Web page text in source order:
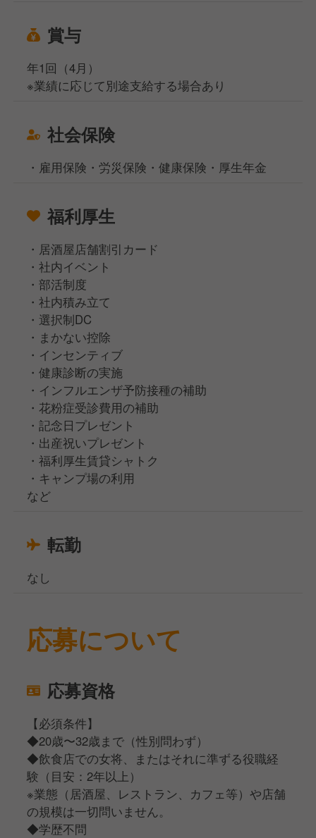
賞与
年1回（4月）
※業績に応じて別途支給する場合あり
社会保険
・雇用保険・労災保険・健康保険・厚生年金
福利厚生
・居酒屋店舗割引カード
・社内イベント
・部活制度
・社内積み立て
・選択制DC
・まかない控除
・インセンティブ
・健康診断の実施
・インフルエンザ予防接種の補助
・花粉症受診費用の補助
・記念日プレゼント
・出産祝いプレゼント
・福利厚生賃貸シャトク
・キャンプ場の利用
など
転勤
なし
応募について
応募資格
【必須条件】
◆20歳〜32歳まで（性別問わず）
◆飲食店での女将、またはそれに準ずる役職経
験（目安：2年以上）
※業態（居酒屋、レストラン、カフェ等）や店舗
の規模は一切問いません。
◆学歴不問